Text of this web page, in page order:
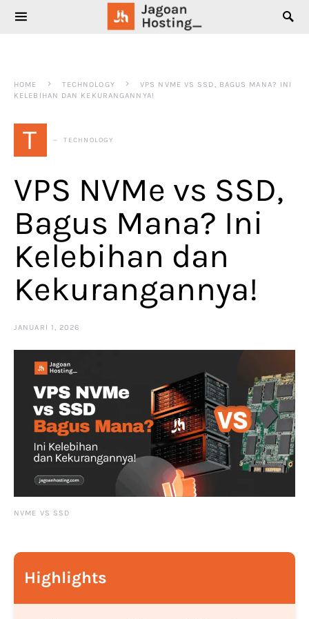
SEARCH FOR:
HOME TECHNOLOGY
VPS NVME VS SSD, BAGUS MANA? INI
KELEBIHAN DAN KEKURANGANNYA!
T TECHNOLOGY
VPS NVMe vs SSD,
Bagus Mana? Ini
Kelebihan dan
Kekurangannya!
JANUARI 1, 2026
NVME VS SSD
Highlights